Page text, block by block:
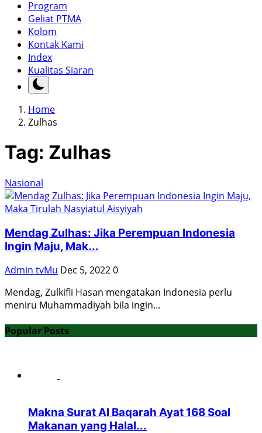
Program
Geliat PTMA
Kolom
Kontak Kami
Index
Kualitas Siaran
Home
Zulhas
Tag: Zulhas
Nasional
Mendag Zulhas: Jika Perempuan Indonesia
Ingin Maju, Mak...
Admin tvMu Dec 5, 20220
Mendag, Zulkifli Hasan mengatakan Indonesia perlu
meniru Muhammadiyah bila ingin...
Popular Posts
Makna Surat Al Baqarah Ayat 168 Soal
Makanan yang Halal...